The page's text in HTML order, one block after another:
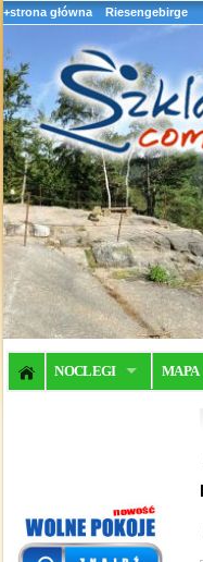
+strona główna Riesengebirge
NOCLEGI MAPA